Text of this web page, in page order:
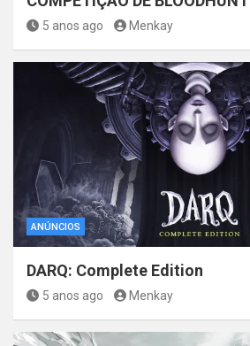
5 anos ago Menkay
ANÚNCIOS
DARQ: Complete Edition
5 anos ago Menkay